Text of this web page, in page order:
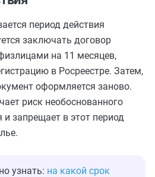
период действия
заключать договор
на 11 месяцев,
в Росреестре. Затем,
оформляется заново.
риск необоснованного
запрещает в этот период
узнать: на какой срок